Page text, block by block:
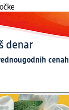
denar
cenah